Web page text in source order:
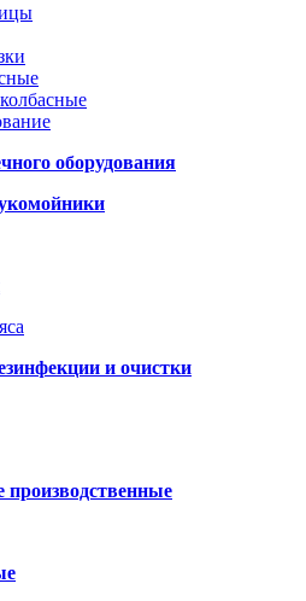
оборудования
и очистки